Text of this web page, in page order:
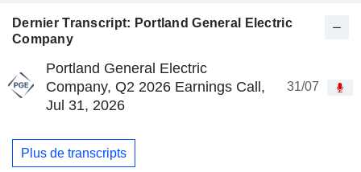
Dernier Transcript: Portland General Electric
Company
Portland General Electric
Company, Q2 2026 Earnings Call,
Jul 31, 2026
31/07
Plus de transcripts